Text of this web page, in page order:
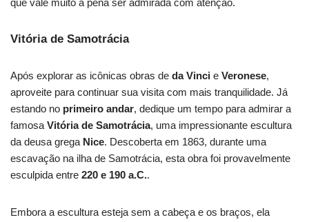
que vale muito a pena ser admirada com atenção.
Vitória de Samotrácia
Após explorar as icônicas obras de da Vinci e Veronese,
aproveite para continuar sua visita com mais tranquilidade. Já
estando no primeiro andar, dedique um tempo para admirar a
famosa Vitória de Samotrácia, uma impressionante escultura
da deusa grega Nice. Descoberta em 1863, durante uma
escavação na ilha de Samotrácia, esta obra foi provavelmente
esculpida entre 220 e 190 a.C..
Embora a escultura esteja sem a cabeça e os braços, ela